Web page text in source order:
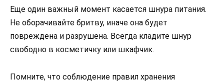
Еще один важный момент касается шнура питания.
Не оборачивайте бритву, иначе она будет
повреждена и разрушена. Всегда кладите шнур
свободно в косметичку или шкафчик.
Помните, что соблюдение правил хранения